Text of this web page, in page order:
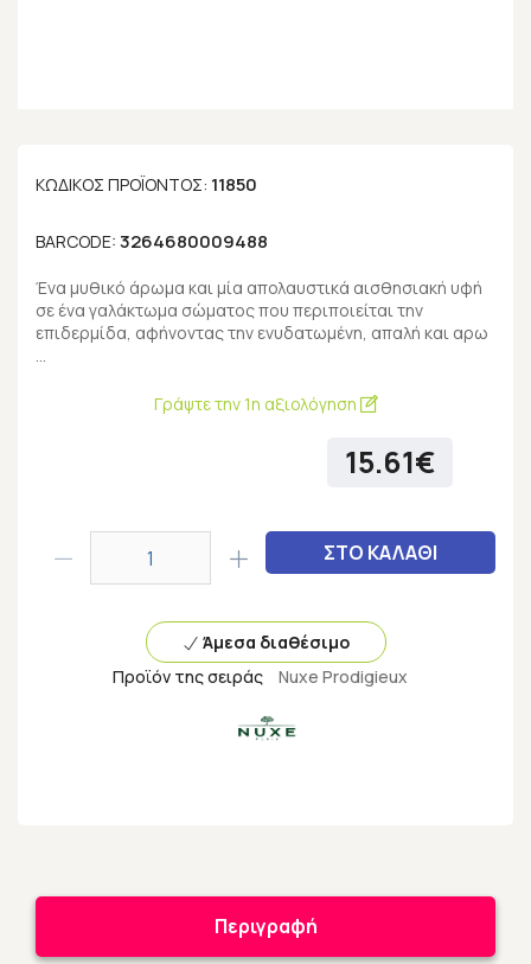
ΚΩΔΙΚΌΣ ΠΡΟΪΌΝΤΟΣ: 11850
BARCODE: 3264680009488
Ένα μυθικό άρωμα και μία απολαυστικά αισθησιακή υφή
σε ένα γαλάκτωμα σώματος που περιποιείται την
επιδερμίδα, αφήνοντας την ενυδατωμένη, απαλή και αρω
…
Γράψτε την 1η αξιολόγηση
15.61€
ΣΤΟ ΚΑΛΑΘΙ
Άμεσα διαθέσιμο
Προϊόν της σειράς
Nuxe Prodigieux
Περιγραφή